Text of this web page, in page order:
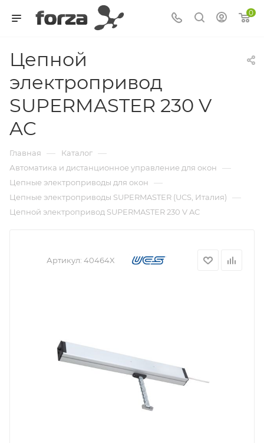
0
Цепной
электропривод
SUPERMASTER 230 V
AC
Главная — Каталог —
Автоматика и дистанционное управление для окон —
Цепные электроприводы для окон —
Цепные электроприводы SUPERMASTER (UCS, Италия) —
Цепной электропривод SUPERMASTER 230 V AC
Артикул: 40464X